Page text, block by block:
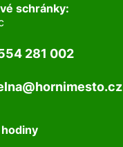
schránky:
281 002